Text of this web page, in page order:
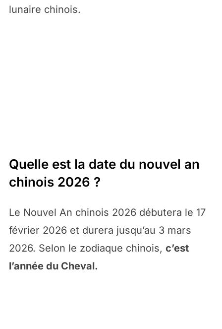
lunaire chinois.
Quelle est la date du nouvel an
chinois 2026 ?
Le Nouvel An chinois 2026 débutera le 17
février 2026 et durera jusqu’au 3 mars
2026. Selon le zodiaque chinois, c’est
l’année du Cheval.